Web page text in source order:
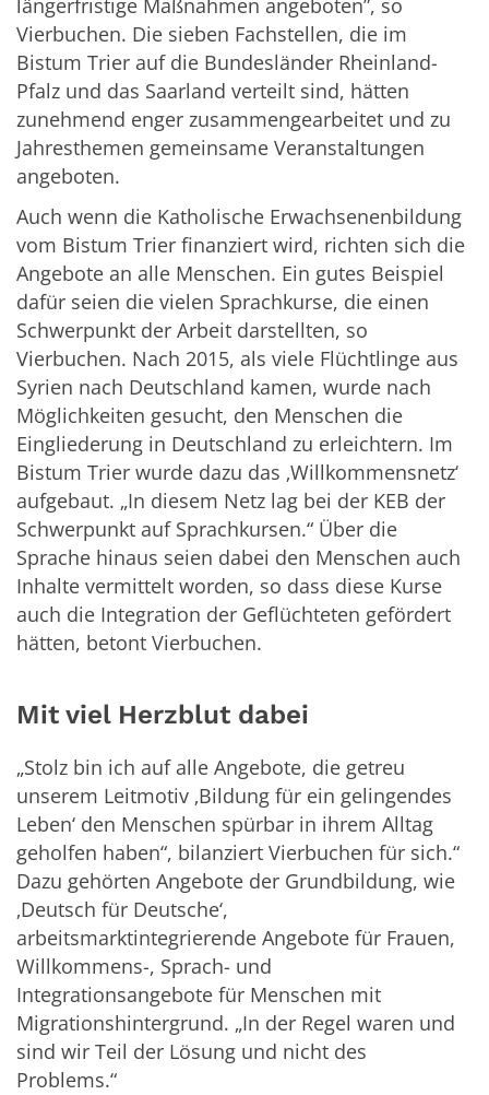
Vierbuchen. Die sieben Fachstellen, die im
Bistum Trier auf die Bundesländer Rheinland-
Pfalz und das Saarland verteilt sind, hätten
zunehmend enger zusammengearbeitet und zu
Jahresthemen gemeinsame Veranstaltungen
angeboten.
Auch wenn die Katholische Erwachsenenbildung
vom Bistum Trier finanziert wird, richten sich die
Angebote an alle Menschen. Ein gutes Beispiel
dafür seien die vielen Sprachkurse, die einen
Schwerpunkt der Arbeit darstellten, so
Vierbuchen. Nach 2015, als viele Flüchtlinge aus
Syrien nach Deutschland kamen, wurde nach
Möglichkeiten gesucht, den Menschen die
Eingliederung in Deutschland zu erleichtern. Im
Bistum Trier wurde dazu das ‚Willkommensnetz‘
aufgebaut. „In diesem Netz lag bei der KEB der
Schwerpunkt auf Sprachkursen.“ Über die
Sprache hinaus seien dabei den Menschen auch
Inhalte vermittelt worden, so dass diese Kurse
auch die Integration der Geflüchteten gefördert
hätten, betont Vierbuchen.
Mit viel Herzblut dabei
„Stolz bin ich auf alle Angebote, die getreu
unserem Leitmotiv ‚Bildung für ein gelingendes
Leben‘ den Menschen spürbar in ihrem Alltag
geholfen haben“, bilanziert Vierbuchen für sich.“
Dazu gehörten Angebote der Grundbildung, wie
‚Deutsch für Deutsche‘,
arbeitsmarktintegrierende Angebote für Frauen,
Willkommens-, Sprach- und
Integrationsangebote für Menschen mit
Migrationshintergrund. „In der Regel waren und
sind wir Teil der Lösung und nicht des
Problems.“